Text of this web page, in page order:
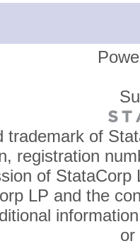
trademark of
registration
of
LP and the
or